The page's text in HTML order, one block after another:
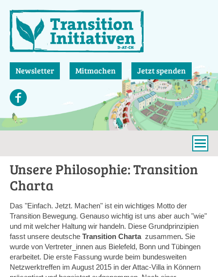
zum
Inhalt
Newsletter Mitmachen Jetzt spenden
Unsere Philosophie: Transition
Charta
Das "Einfach. Jetzt. Machen" ist ein wichtiges Motto der
Transition Bewegung. Genauso wichtig ist uns aber auch "wie"
und mit welcher Haltung wir handeln. Diese Grundprinzipien
fasst unsere deutsche Transition Charta zusammen. Sie
wurde von Vertreter_innen aus Bielefeld, Bonn und Tübingen
erarbeitet. Die erste Fassung wurde beim bundesweiten
Netzwerktreffen im August 2015 in der Attac-Villa in Könnern